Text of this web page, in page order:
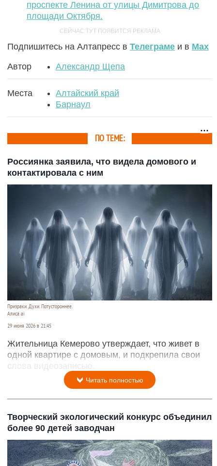
проспекте Ленина от улицы Димитрова до
площади Октября.
Подпишитесь на Алтапресс в Телеграме и в Max
Автор Александр Щепа
Места
Алтайский край
Барнаул
ПО ТЕМЕ:
Россиянка заявила, что видела домового и
контактировала с ним
Призраки. Духи. Потустороннее.
Алиса ai
29 июня 2026 в 21:45
Жительница Кемерово утверждает, что живет в
одной квартире с домовым, и подкрепила свои
слова видеозаписью.
Читать полностью
Творческий экологический конкурс объединил
более 90 детей заводчан